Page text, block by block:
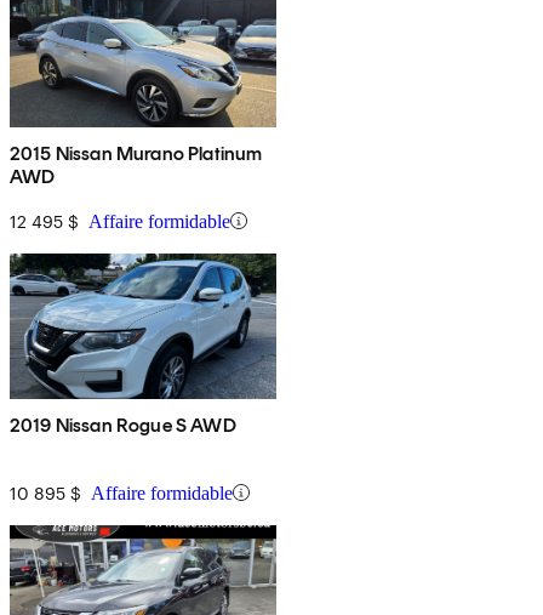
2015 Nissan Murano Platinum
AWD
12 495 $ Affaire formidable
2019 Nissan Rogue S AWD
10 895 $ Affaire formidable